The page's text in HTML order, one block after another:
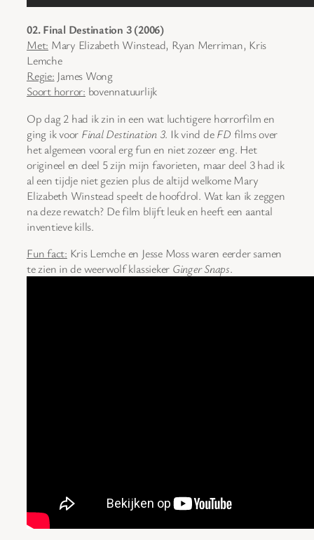
02. Final Destination 3 (2006)
Met: Mary Elizabeth Winstead, Ryan Merriman, Kris
Lemche
Regie: James Wong
Soort horror: bovennatuurlijk
Op dag 2 had ik zin in een wat luchtigere horrorfilm en
ging ik voor Final Destination 3. Ik vind deFD films over
het algemeen vooral erg fun en niet zozeer eng. Het
origineel en deel 5 zijn mijn favorieten, maar deel 3 had ik
al een tijdje niet gezien plus de altijd welkome Mary
Elizabeth Winstead speelt de hoofdrol. Wat kan ik zeggen
na deze rewatch? De film blijft leuk en heeft een aantal
inventieve kills.
Fun fact: Kris Lemche en Jesse Moss waren eerder samen
te zien in de weerwolf klassieker Ginger Snaps.